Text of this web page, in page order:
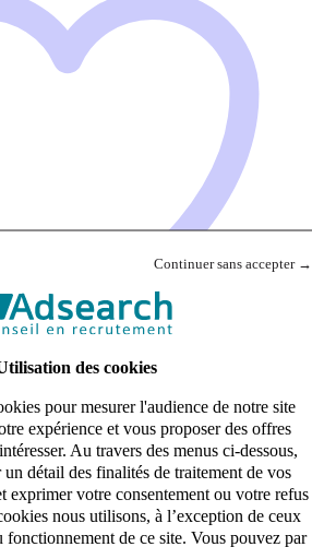
Continuer sans accepter →
des cookies
pour mesurer l'audience de notre site
expérience et vous proposer des offres
Au travers des menus ci-dessous,
détail des finalités de traitement de vos
exprimer votre consentement ou votre refus
nous utilisons, à l’exception de ceux
fonctionnement de ce site. Vous pouvez par
junior (H/F)
(82200)